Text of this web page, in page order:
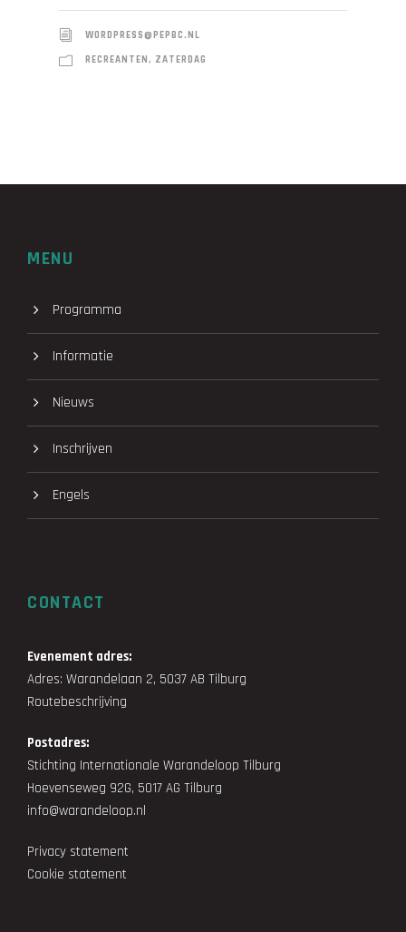
WORDPRESS@PEPBC.NL
RECREANTEN, ZATERDAG
MENU
Programma
Informatie
Nieuws
Inschrijven
Engels
CONTACT
Evenement adres:
Adres: Warandelaan 2, 5037 AB Tilburg
Routebeschrijving
Postadres:
Stichting Internationale Warandeloop Tilburg
Hoevenseweg 92G, 5017 AG Tilburg
info@warandeloop.nl
Privacy statement
Cookie statement